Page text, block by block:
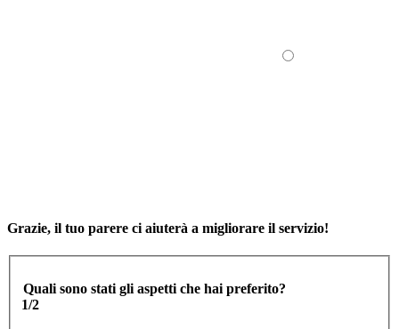
Grazie, il tuo parere ci aiuterà a migliorare il servizio!
Quali sono stati gli aspetti che hai preferito?
1/2